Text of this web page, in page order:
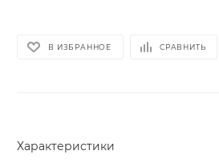
В ИЗБРАННОЕ СРАВНИТЬ
Характеристики